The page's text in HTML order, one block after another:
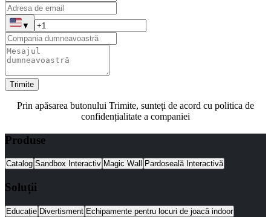
▼
Trimite
Prin apăsarea butonului Trimite, sunteți de acord cu politica de
confidențialitate a companiei
Produse
Catalog Sandbox Interactiv Magic Wall Pardoseală Interactivă
Soluții
Educație Divertisment Echipamente pentru locuri de joacă indoor